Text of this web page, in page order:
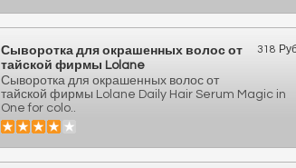
318
Сыворотка для окрашенных волос от
тайской фирмы Lolane
Сыворотка для окрашенных волос от
тайской фирмы Lolane Daily Hair Serum Magic in
One for colo..